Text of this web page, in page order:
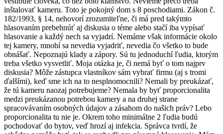
inštalovať kameru. Toto je pokojný dom s 8 poschodiami. Zákon č.
182/1993, § 14, nehovorí zrozumiteľne, či má pred takýmto
hlasovaním prebehnúť aj diskusia o téme alebo stačí iba vypísať
hlasovanie a každý nech sa vyjadrí. Nemáme však informácie okolo
tej kamery, mnohí sa nevedia vyjadriť, nevedia čo všetko to bude
obnášať. Nepoznajú klady a zápory. Sú tu jednoduchí ľudia, ktorým
treba všetko vysvetliť. Moja otázka je, či nemá byť o tom najprv
diskusia? Môže zástupca vlastníkov sám vybrať firmu (aj s tromi
ďalšími), keď sme ich na to nesplnomocnili? Nemali by preukázať,
že tú kameru naozaj potrebujeme? Nemala by byť proporcionalita
medzi preukázanou potrebou kamery a na druhej strane
spracovávaním osobných údajov a zásahom do našich práv? Lebo
proporcionalita tu nie je. Okrem toho minimálne 2 ľudia budú
pochodovať do bytov, veď hrozí aj infekcia. Správca tvrdí, že